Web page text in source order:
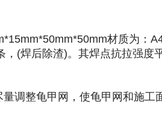
材质为：
(焊后除渣)。其焊点抗拉强度
整龟甲网，使龟甲网和施工